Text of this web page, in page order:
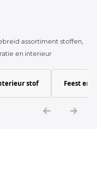
assortiment stoffen,
en interieur
stof Feest en